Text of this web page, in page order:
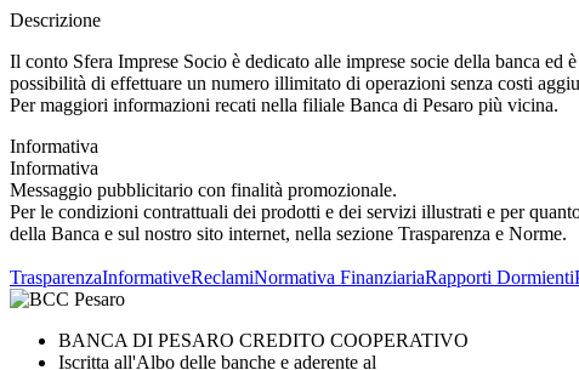
Descrizione
Il conto Sfera Imprese Socio è dedicato alle imprese socie della banca
possibilità di effettuare un numero illimitato di operazioni senza costi
Per maggiori informazioni recati nella filiale Banca di Pesaro più vicina.
Informativa
Informativa
Messaggio pubblicitario con finalità promozionale.
Per le condizioni contrattuali dei prodotti e dei servizi illustrati e per
della Banca e sul nostro sito internet, nella sezione Trasparenza e Norme.
TrasparenzaInformativeReclamiNormativa FinanziariaRapporti Dormienti
BANCA DI PESARO CREDITO COOPERATIVO
Iscritta all'Albo delle banche e aderente al